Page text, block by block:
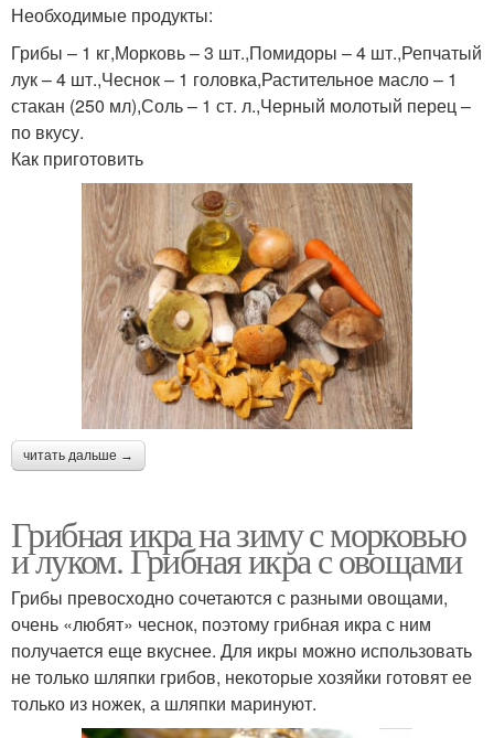
Необходимые продукты:
Грибы – 1 кг,Морковь – 3 шт.,Помидоры – 4 шт.,Репчатый
лук – 4 шт.,Чеснок – 1 головка,Растительное масло – 1
стакан (250 мл),Соль – 1 ст. л.,Черный молотый перец –
по вкусу.
Как приготовить
читать дальше →
Грибная икра на зиму с морковью
и луком. Грибная икра с овощами
Грибы превосходно сочетаются с разными овощами,
очень «любят» чеснок, поэтому грибная икра с ним
получается еще вкуснее. Для икры можно использовать
не только шляпки грибов, некоторые хозяйки готовят ее
только из ножек, а шляпки маринуют.